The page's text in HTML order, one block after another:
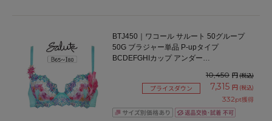
BTJ450｜ワコール サルート 50グループ
50G ブラジャー単品 P-upタイプ
BCDEFGHIカップ アンダー
10,450 円(税込)
プライスダウン 7,315 円 (税込)
332pt獲得